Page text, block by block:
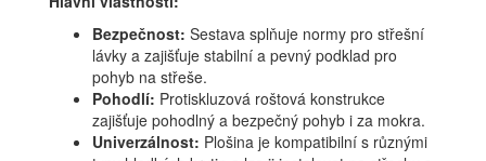
Bezpečnost: Sestava splňuje normy pro střešní
lávky a zajišťuje stabilní a pevný podklad pro
pohyb na střeše.
Pohodlí: Protiskluzová roštová konstrukce
zajišťuje pohodlný a bezpečný pohyb i za mokra.
Univerzálnost: Plošina je kompatibilní s různými